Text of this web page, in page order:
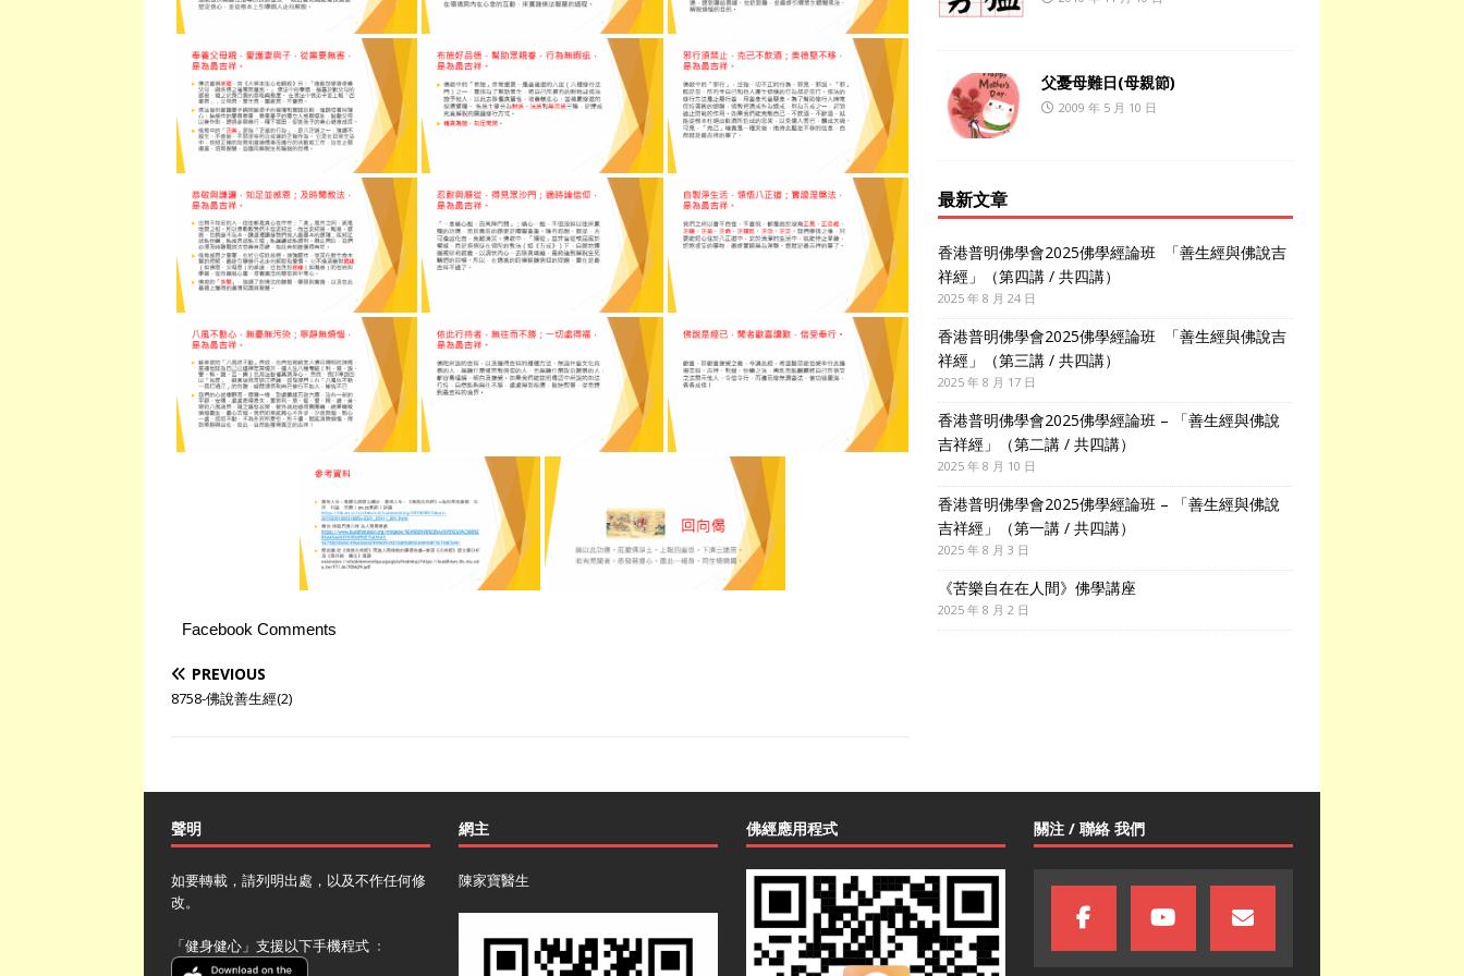
Facebook Comments
PREVIOUS
8758-佛說善生經(2)
父憂母難日(母親節)
2009 年 5 月 10 日
最新文章
香港普明佛學會2025佛學經論班 「善生經與佛說吉
祥經」（第四講 / 共四講）
2025 年 8 月 24 日
香港普明佛學會2025佛學經論班 「善生經與佛說吉
祥經」（第三講 / 共四講）
2025 年 8 月 17 日
香港普明佛學會2025佛學經論班 – 「善生經與佛說
吉祥經」（第二講 / 共四講）
2025 年 8 月 10 日
香港普明佛學會2025佛學經論班 – 「善生經與佛說
吉祥經」（第一講 / 共四講）
2025 年 8 月 3 日
《苦樂自在在人間》佛學講座
2025 年 8 月 2 日
聲明
如要轉載，請列明出處，以及不作任何修
改。
「健身健心」支援以下手機程式 ﹕
網主
陳家寶醫生
佛經應用程式 關注 / 聯絡 我們